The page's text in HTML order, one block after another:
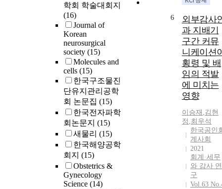
학회 학술대회지
(16)
Journal of
Korean
neurosurgical
society (15)
Molecules and
cells (15)
한국구조물진
단유지관리공학
회 논문집 (15)
한국전자파학
회논문지 (15)
새물리 (15)
한국해양공학
회지 (15)
Obstetrics &
Gynecology
Science (14)
6
외부감사
과 지배기
구간 커뮤
니케이션
횡령 및 배
임의 적발
에 미치는
영향
이승재 ,김현
정 ,최우석
한국공인
계사회
2021
회계·세무
와 감사 연
구
Vol.63